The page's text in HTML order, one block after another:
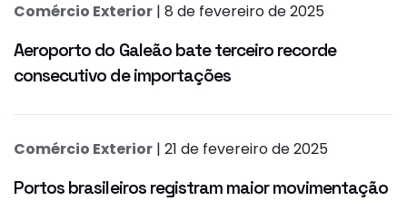
Comércio Exterior | 8 de fevereiro de 2025
Aeroporto do Galeão bate terceiro recorde
consecutivo de importações
Comércio Exterior | 21 de fevereiro de 2025
Portos brasileiros registram maior movimentação